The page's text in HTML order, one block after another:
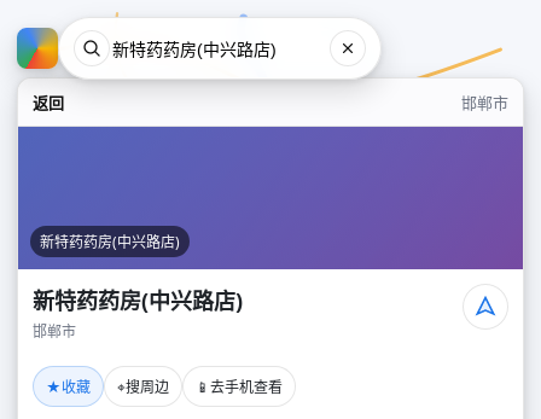
返回 邯郸市
新特药药房(中兴路店)
新特药药房(中兴路店)
邯郸市
★收藏 ⌖搜周边 📱 去手机查看